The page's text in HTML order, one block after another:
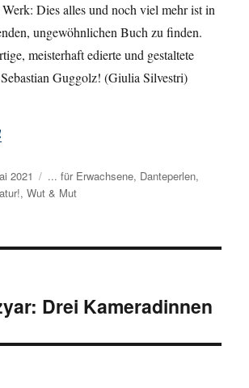
Dies alles und noch viel mehr ist in
ungewöhnlichen Buch zu finden.
meisterhaft edierte und gestaltete
Guggolz! (Giulia Silvestri)
2021 Kategorien
... für Erwachsene, Danteperlen,
,Wut & Mut
Drei Kameradinnen